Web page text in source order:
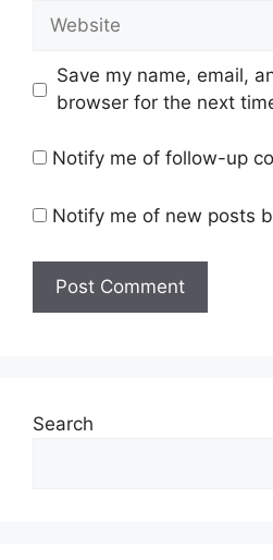
Website
Save my name, email,
browser for the next
Notify me of follow-up
Notify me of new posts
Search